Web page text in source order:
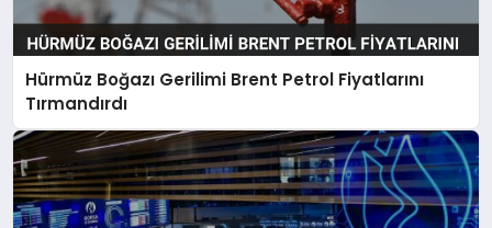
Hürmüz Boğazı Gerilimi Brent Petrol Fiyatlarını
Tırmandırdı